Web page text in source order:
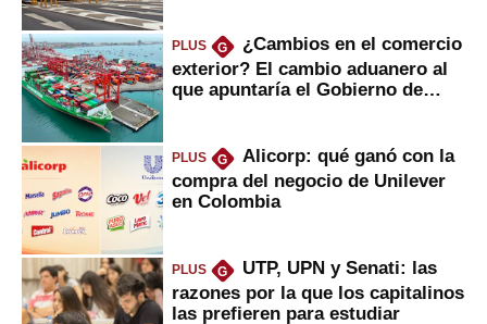
PLUS G
¿Cambios en el comercio
exterior? El cambio aduanero al
que apuntaría el Gobierno de
PLUS G
Alicorp: qué ganó con la
compra del negocio de Unilever
en Colombia
PLUS G
UTP, UPN y Senati: las
razones por la que los capitalinos
las prefieren para estudiar